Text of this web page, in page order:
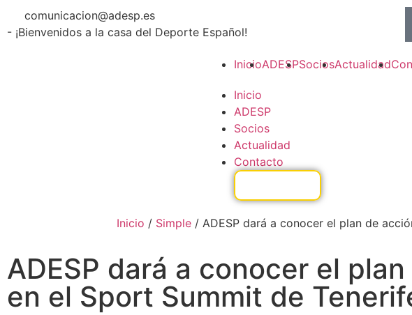
comunicacion@adesp.es
- ¡Bienvenidos a la casa del Deporte Español!
InicioADESPSociosActualidad
Inicio
ADESP
Socios
Actualidad
Contacto
Inicio / Simple / ADESP dará a conocer el plan de
ADESP dará a conocer el
en el Sport Summit de